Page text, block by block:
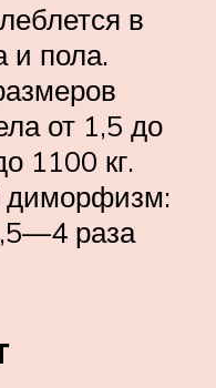
в
и пола.
от 1,5 до
1100 кг.
диморфизм:
раза